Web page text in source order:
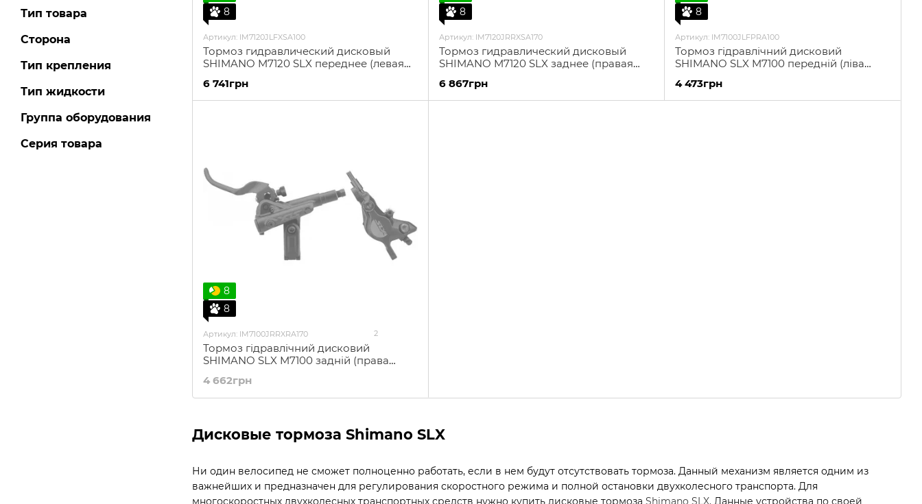
Дисковые тормоза Shimano SLX
Ни один велосипед не сможет полноценно работать, если в нем будут отсутствовать тормоза. Данный механизм является одним из
важнейших и предназначен для регулирования скоростного режима и полной остановки двухколесного транспорта. Для
многоскоростных двухколесных транспортных средств нужно купить дисковые тормоза Shimano SLX. Данные устройства по своей
8
Артикул: IM7120JLFXSA100
Тормоз гидравлический дисковый
SHIMANO M7120 SLX переднее (левая
1000мм)
6 741грн
8
Артикул: IM7120JRRXSA170
Тормоз гидравлический дисковый
SHIMANO M7120 SLX заднее (правая
1700мм)
6 867грн
8
Артикул: IM7100JLFPRA100
Тормоз гідравлічний дисковий
SHIMANO SLX M7100 передній (ліва
4 473грн
8
8
Артикул: IM7100JRRXRA170 2
Тормоз гідравлічний дисковий
SHIMANO SLX M7100 задній (права
4 662грн
Тип товара
Сторона
Тип крепления
Тип жидкости
Группа оборудования
Серия товара